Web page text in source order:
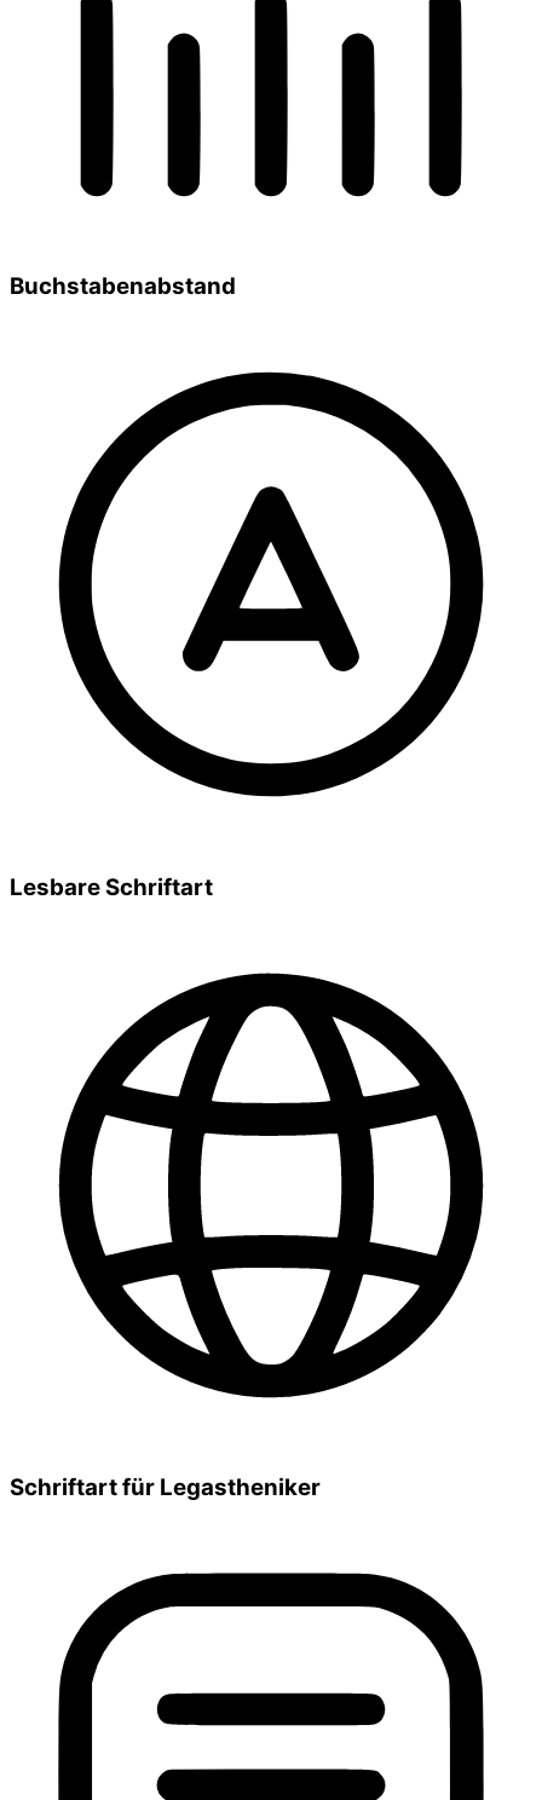
Buchstabenabstand
Lesbare Schriftart
Schriftart für Legastheniker